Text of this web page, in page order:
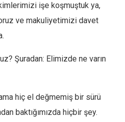
işe koşmuştuk ya,
ve makuliyetimizi davet
Şuradan: Elimizde ne varın
hiç el değmemiş bir sürü
baktığımızda hiçbir şey.